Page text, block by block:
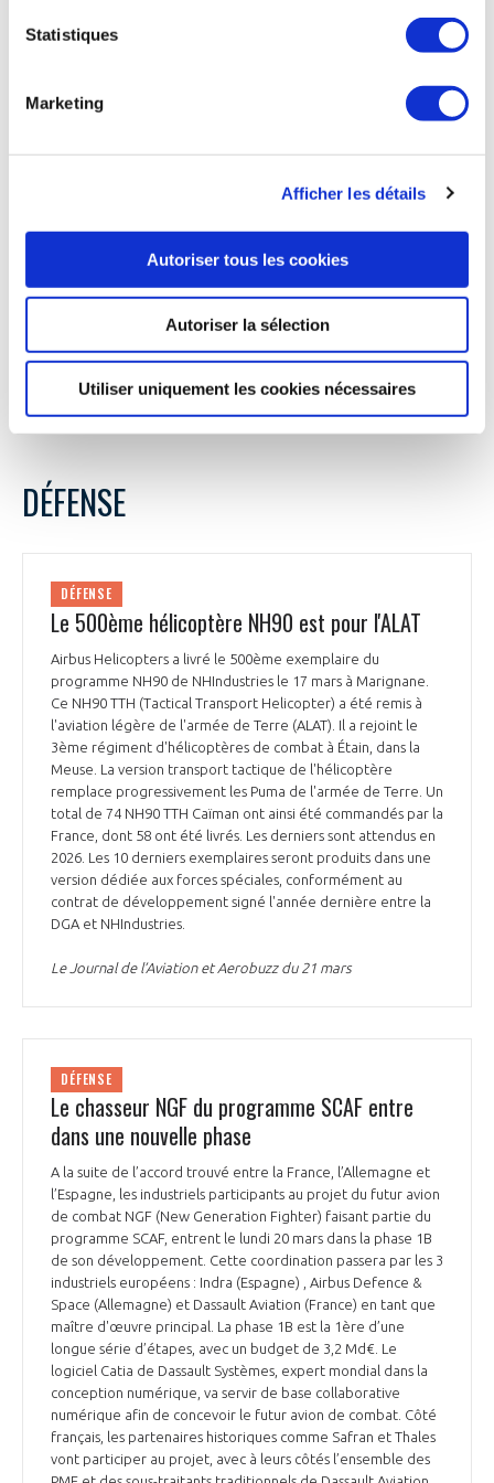
Statistiques
Marketing
Afficher les détails
Autoriser tous les cookies
Autoriser la sélection
Utiliser uniquement les cookies nécessaires
Daher participe notamment au projet EcoPulse du Conseil
moteurs électriques et 2 thermiques, avec Airbus et Safran.
Le site de Tarbes-Lourdes développe aussi des tronçons de
Gulfstream, le ventre mou et les trappes de trains
augmentent et l'établissement chercher à recruter : un job
dating a été organisé dans l'usine début mars pour recruter
formation a aussi été ouvert l'été dernier, afin d'élargir le
recrutement aux débutants.
Les Echos du 21 mars
DÉFENSE
DÉFENSE
Le 500ème hélicoptère NH90 est pour l'ALAT
Airbus Helicopters a livré le 500ème exemplaire du
programme NH90 de NHIndustries le 17 mars à Marignane.
Ce NH90 TTH (Tactical Transport Helicopter) a été remis à
l'aviation légère de l'armée de Terre (ALAT). Il a rejoint le
3ème régiment d'hélicoptères de combat à Étain, dans la
Meuse. La version transport tactique de l'hélicoptère
remplace progressivement les Puma de l'armée de Terre. Un
total de 74 NH90 TTH Caïman ont ainsi été commandés par la
France, dont 58 ont été livrés. Les derniers sont attendus en
2026. Les 10 derniers exemplaires seront produits dans une
version dédiée aux forces spéciales, conformément au
contrat de développement signé l'année dernière entre la
DGA et NHIndustries.
Le Journal de l’Aviation et Aerobuzz du 21 mars
DÉFENSE
Le chasseur NGF du programme SCAF entre
dans une nouvelle phase
A la suite de l’accord trouvé entre la France, l’Allemagne et
l’Espagne, les industriels participants au projet du futur avion
de combat NGF (New Generation Fighter) faisant partie du
programme SCAF, entrent le lundi 20 mars dans la phase 1B
de son développement. Cette coordination passera par les 3
industriels européens : Indra (Espagne) , Airbus Defence &
Space (Allemagne) et Dassault Aviation (France) en tant que
maître d'œuvre principal. La phase 1B est la 1ère d’une
longue série d’étapes, avec un budget de 3,2 Md€. Le
logiciel Catia de Dassault Systèmes, expert mondial dans la
conception numérique, va servir de base collaborative
numérique afin de concevoir le futur avion de combat. Côté
français, les partenaires historiques comme Safran et Thales
vont participer au projet, avec à leurs côtés l’ensemble des